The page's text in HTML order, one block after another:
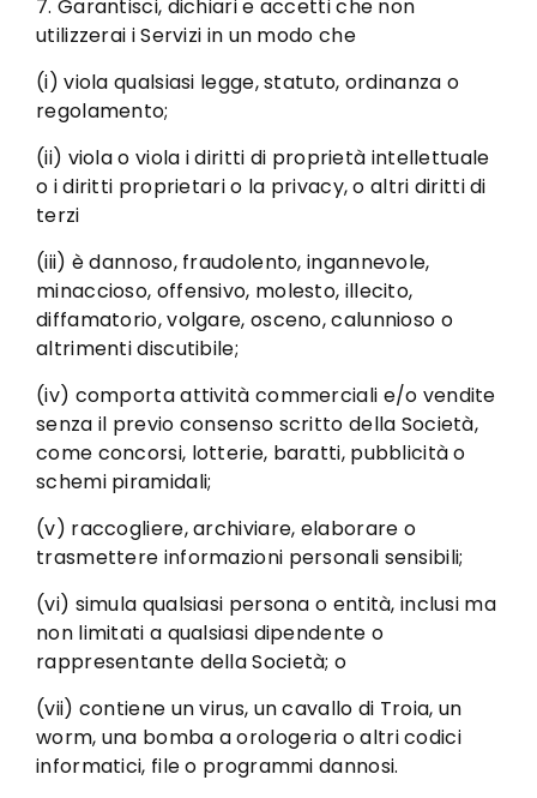
7. Garantisci, dichiari e accetti che non
utilizzerai i Servizi in un modo che
(i) viola qualsiasi legge, statuto, ordinanza o
regolamento;
(ii) viola o viola i diritti di proprietà intellettuale
o i diritti proprietari o la privacy, o altri diritti di
terzi
(iii) è dannoso, fraudolento, ingannevole,
minaccioso, offensivo, molesto, illecito,
diffamatorio, volgare, osceno, calunnioso o
altrimenti discutibile;
(iv) comporta attività commerciali e/o vendite
senza il previo consenso scritto della Società,
come concorsi, lotterie, baratti, pubblicità o
schemi piramidali;
(v) raccogliere, archiviare, elaborare o
trasmettere informazioni personali sensibili;
(vi) simula qualsiasi persona o entità, inclusi ma
non limitati a qualsiasi dipendente o
rappresentante della Società; o
(vii) contiene un virus, un cavallo di Troia, un
worm, una bomba a orologeria o altri codici
informatici, file o programmi dannosi.